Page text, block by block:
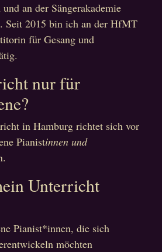
an der Sängerakademie
Seit 2015 bin ich an der HfMT
für Gesang und
nur für
in Hamburg richtet sich vor
Pianistinnen und
Unterricht
Pianist*innen, die sich
möchten